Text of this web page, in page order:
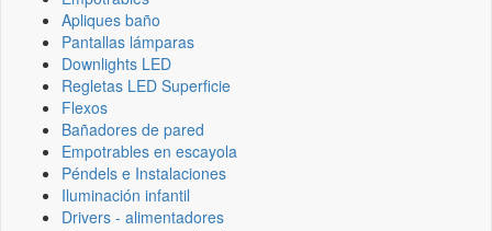
Apliques baño
Pantallas lámparas
Downlights LED
Regletas LED Superficie
Flexos
Bañadores de pared
Empotrables en escayola
Péndels e Instalaciones
Iluminación infantil
Drivers - alimentadores